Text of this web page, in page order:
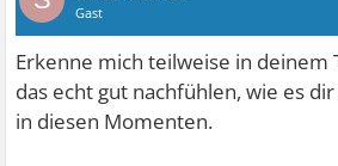
Gast
Erkenne mich teilweise in deinem
das echt gut nachfühlen, wie es
in diesen Momenten.